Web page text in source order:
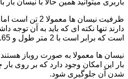
باربری میتوانید همین حالا با نیسان
ظرفیت نیسان ها
دارند تنها نکته ای که باید به آن توجه
است که برابر است با 2 متر طول و 1.65 متر عرض.
نیسان ها معمولا به صورت روباز
بار این امکان وجود دارد که بر روی
شدن آن جلوگیری شود.